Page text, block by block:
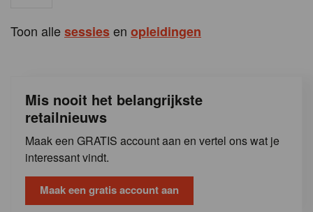
Toon allesessiesen opleidingen
Mis nooit het belangrijkste
retailnieuws
Maak een GRATIS account aan en vertel ons wat je
interessant vindt.
Maak een gratis account aan